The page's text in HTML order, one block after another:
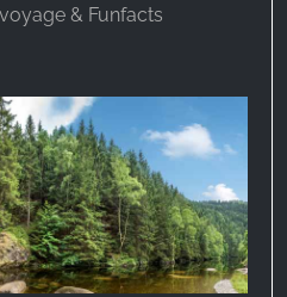
& Funfacts
collectent des
anonyme. Ces
à comprendre comment
site web.